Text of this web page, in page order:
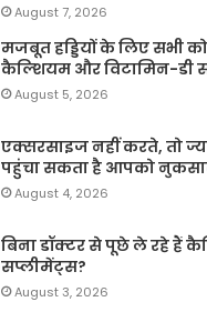
August 7, 2026
मजबूत हड्डियों के लिए सभी
कैल्शियम और विटामिन-डी
August 5, 2026
एक्सरसाइज नहीं करते, तो
पहुंचा सकता है आपको
August 4, 2026
बिना डॉक्टर से पूछे ले रहे हैं
सप्लीमेंट्स?
August 3, 2026